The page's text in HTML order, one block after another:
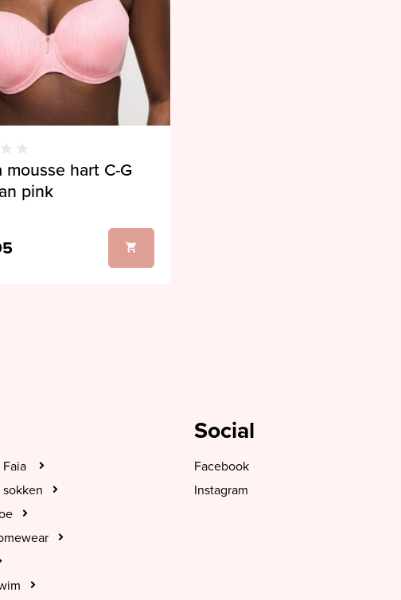
mousse hart C-G
pink
sokken
Social
Facebook
Instagram